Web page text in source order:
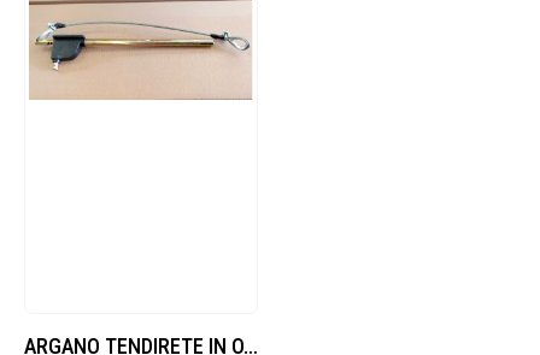
ARGANO TENDIRETE IN OTTONE DI RICAMBIO CON ANELLO E CORDINO IN ACCIAIO.